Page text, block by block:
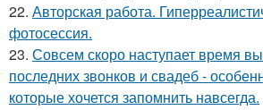
22. Авторская работа.
фотосессия.
23. Совсем скоро наступает время
последних звонков и свадеб -
которые хочется запомнить навсегда.